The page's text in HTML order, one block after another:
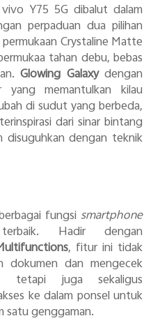
Y75 5G dibalut dalam
perpaduan dua pilihan
Crystaline Matte
tahan debu, bebas
. Glowing Galaxydengan
memantulkan kilau
di sudut yang berbeda,
dari sinar bintang
disuguhkan dengan teknik
fungsi smartphone
Hadir dengan
, fitur ini tidak
dokumen dan mengecek
tetapi juga sekaligus
ke dalam ponsel untuk
satu genggaman.